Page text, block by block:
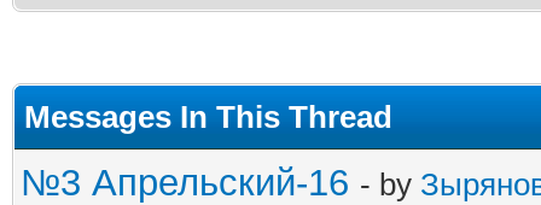
Messages In This Thread
№3 Апрельский-16 - by